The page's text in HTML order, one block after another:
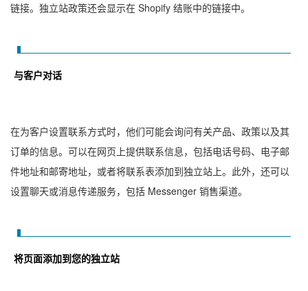
链接。独立站政策还会显示在 Shopify 结账中的链接中。
与客户对话
在为客户设置联系方式时，他们可能会询问有关产品、政策以及其
订单的信息。可以在网页上提供联系信息，包括电话号码、电子邮
件地址和邮寄地址，或者将联系表添加到独立站上。此外，还可以
设置聊天或消息传递服务，包括 Messenger 销售渠道。
将页面添加到您的独立站